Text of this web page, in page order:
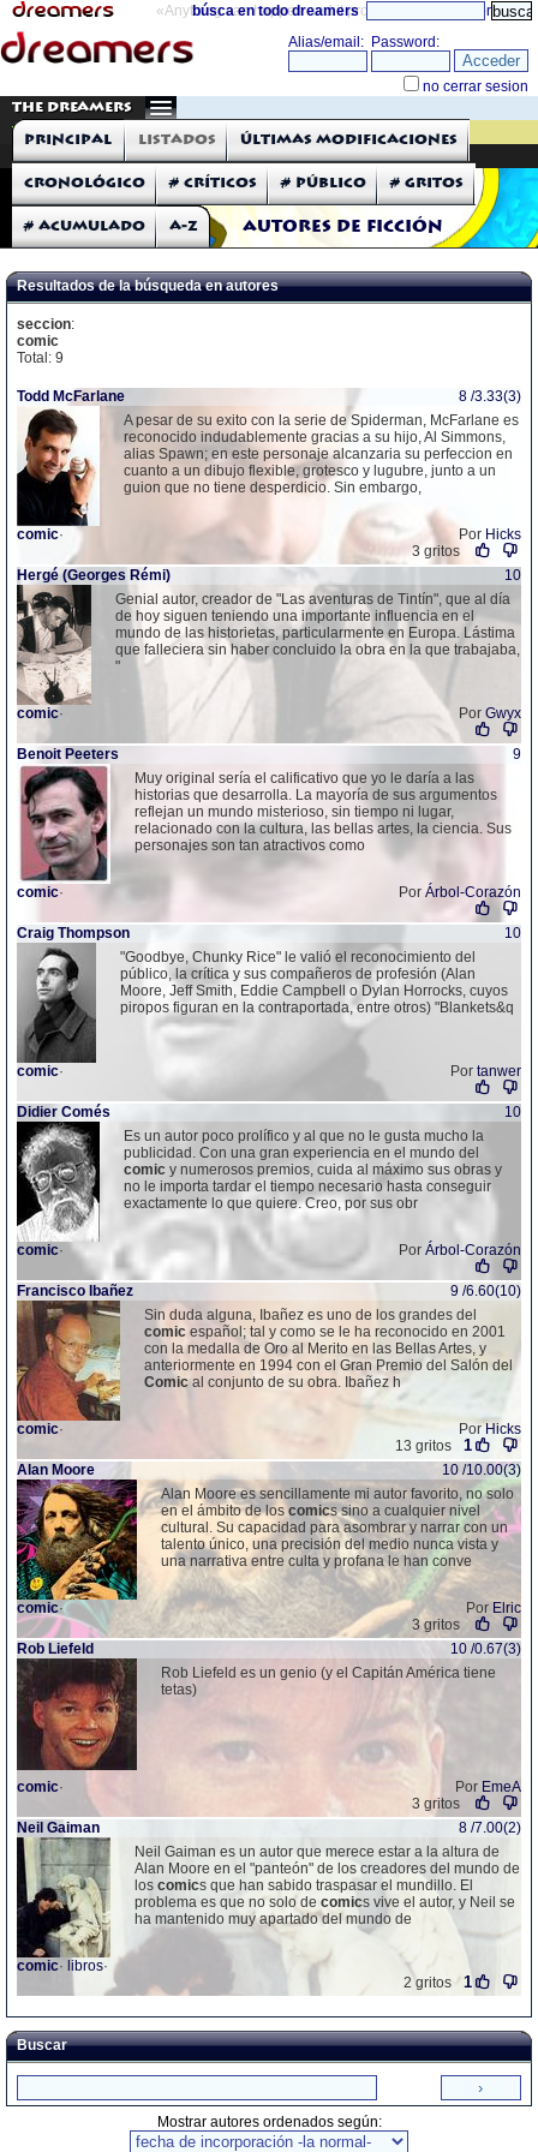
«Anything can happen and it probably will» directorio
búsca en todo dreamers
THE DREAMERS
TIENDA
Gritos.com
Autores de Ficción
Principal Listados Últimas modificaciones
Cronológico # Críticos # Público # Gritos
# Acumulado A-Z
Resultados de la búsqueda en autores
seccion:
comic
Total: 9
Todd McFarlane
8 /3.33(3)
A pesar de su exito con la serie de Spiderman, McFarlane es
reconocido indudablemente gracias a su hijo, Al Simmons,
alias Spawn; en este personaje alcanzaria su perfeccion en
cuanto a un dibujo flexible, grotesco y lugubre, junto a un
guion que no tiene desperdicio. Sin embargo,
comic· Por Hicks
3 gritos
Hergé (Georges Rémi)
10
Genial autor, creador de "Las aventuras de Tintín", que al día
de hoy siguen teniendo una importante influencia en el
mundo de las historietas, particularmente en Europa. Lástima
que falleciera sin haber concluido la obra en la que trabajaba,
"
comic· Por Gwyx
Benoit Peeters
9
Muy original sería el calificativo que yo le daría a las
historias que desarrolla. La mayoría de sus argumentos
reflejan un mundo misterioso, sin tiempo ni lugar,
relacionado con la cultura, las bellas artes, la ciencia. Sus
personajes son tan atractivos como
comic· Por Árbol-Corazón
Craig Thompson
10
"Goodbye, Chunky Rice" le valió el reconocimiento del
público, la crítica y sus compañeros de profesión (Alan
Moore, Jeff Smith, Eddie Campbell o Dylan Horrocks, cuyos
piropos figuran en la contraportada, entre otros) "Blankets&q
comic· Por tanwer
Didier Comés
10
Es un autor poco prolífico y al que no le gusta mucho la
publicidad. Con una gran experiencia en el mundo del
comic y numerosos premios, cuida al máximo sus obras y
no le importa tardar el tiempo necesario hasta conseguir
exactamente lo que quiere. Creo, por sus obr
comic· Por Árbol-Corazón
Francisco Ibañez
9 /6.60(10)
Sin duda alguna, Ibañez es uno de los grandes del
comic español; tal y como se le ha reconocido en 2001
con la medalla de Oro al Merito en las Bellas Artes, y
anteriormente en 1994 con el Gran Premio del Salón del
Comical conjunto de su obra. Ibañez h
comic· PorHicks
1
13 gritos
Alan Moore
10 /10.00(3)
Alan Moore es sencillamente mi autor favorito, no solo
en el ámbito de loscomics sino a cualquier nivel
cultural. Su capacidad para asombrar y narrar con un
talento único, una precisión del medio nunca vista y
una narrativa entre culta y profana le han conve
comic· Por Elric
3 gritos
Rob Liefeld
10 /0.67(3)
Rob Liefeld es un genio (y el Capitán América tiene
tetas)
comic· Por EmeA
3 gritos
Neil Gaiman
8 /7.00(2)
Neil Gaiman es un autor que merece estar a la altura de
Alan Moore en el "panteón" de los creadores del mundo de
los comics que han sabido traspasar el mundillo. El
problema es que no solo de comics vive el autor, y Neil se
ha mantenido muy apartado del mundo de
comic· libros·
1
2 gritos
Buscar
Mostrar autores ordenados según: